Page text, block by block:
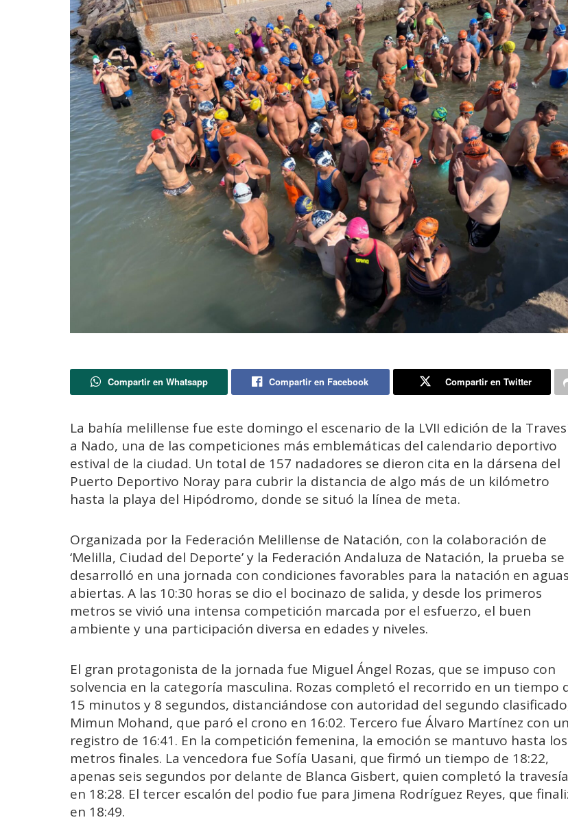
Compartir en Whatsapp Compartir en Facebook Compartir en Twitter
La bahía melillense fue este domingo el escenario de la LVII edición de la
a Nado, una de las competiciones más emblemáticas del calendario deportivo
estival de la ciudad. Un total de 157 nadadores se dieron cita en la dársena del
Puerto Deportivo Noray para cubrir la distancia de algo más de un kilómetro
hasta la playa del Hipódromo, donde se situó la línea de meta.
Organizada por la Federación Melillense de Natación, con la colaboración de
‘Melilla, Ciudad del Deporte’ y la Federación Andaluza de Natación, la prueba se
desarrolló en una jornada con condiciones favorables para la natación en aguas
abiertas. A las 10:30 horas se dio el bocinazo de salida, y desde los primeros
metros se vivió una intensa competición marcada por el esfuerzo, el buen
ambiente y una participación diversa en edades y niveles.
El gran protagonista de la jornada fue Miguel Ángel Rozas, que se impuso con
solvencia en la categoría masculina. Rozas completó el recorrido en un tiempo
15 minutos y 8 segundos, distanciándose con autoridad del segundo
Mimun Mohand, que paró el crono en 16:02. Tercero fue Álvaro Martínez con un
registro de 16:41. En la competición femenina, la emoción se mantuvo hasta los
metros finales. La vencedora fue Sofía Uasani, que firmó un tiempo de 18:22,
apenas seis segundos por delante de Blanca Gisbert, quien completó la travesía
en 18:28. El tercer escalón del podio fue para Jimena Rodríguez Reyes, que
en 18:49.